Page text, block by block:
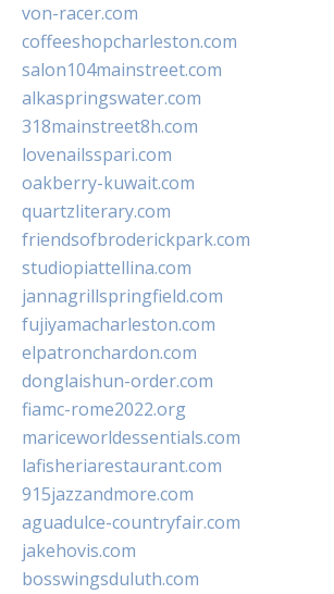
von-racer.com
coffeeshopcharleston.com
salon104mainstreet.com
alkaspringswater.com
318mainstreet8h.com
lovenailsspari.com
oakberry-kuwait.com
quartzliterary.com
friendsofbroderickpark.com
studiopiattellina.com
jannagrillspringfield.com
fujiyamacharleston.com
elpatronchardon.com
donglaishun-order.com
fiamc-rome2022.org
mariceworldessentials.com
lafisheriarestaurant.com
915jazzandmore.com
aguadulce-countryfair.com
jakehovis.com
bosswingsduluth.com